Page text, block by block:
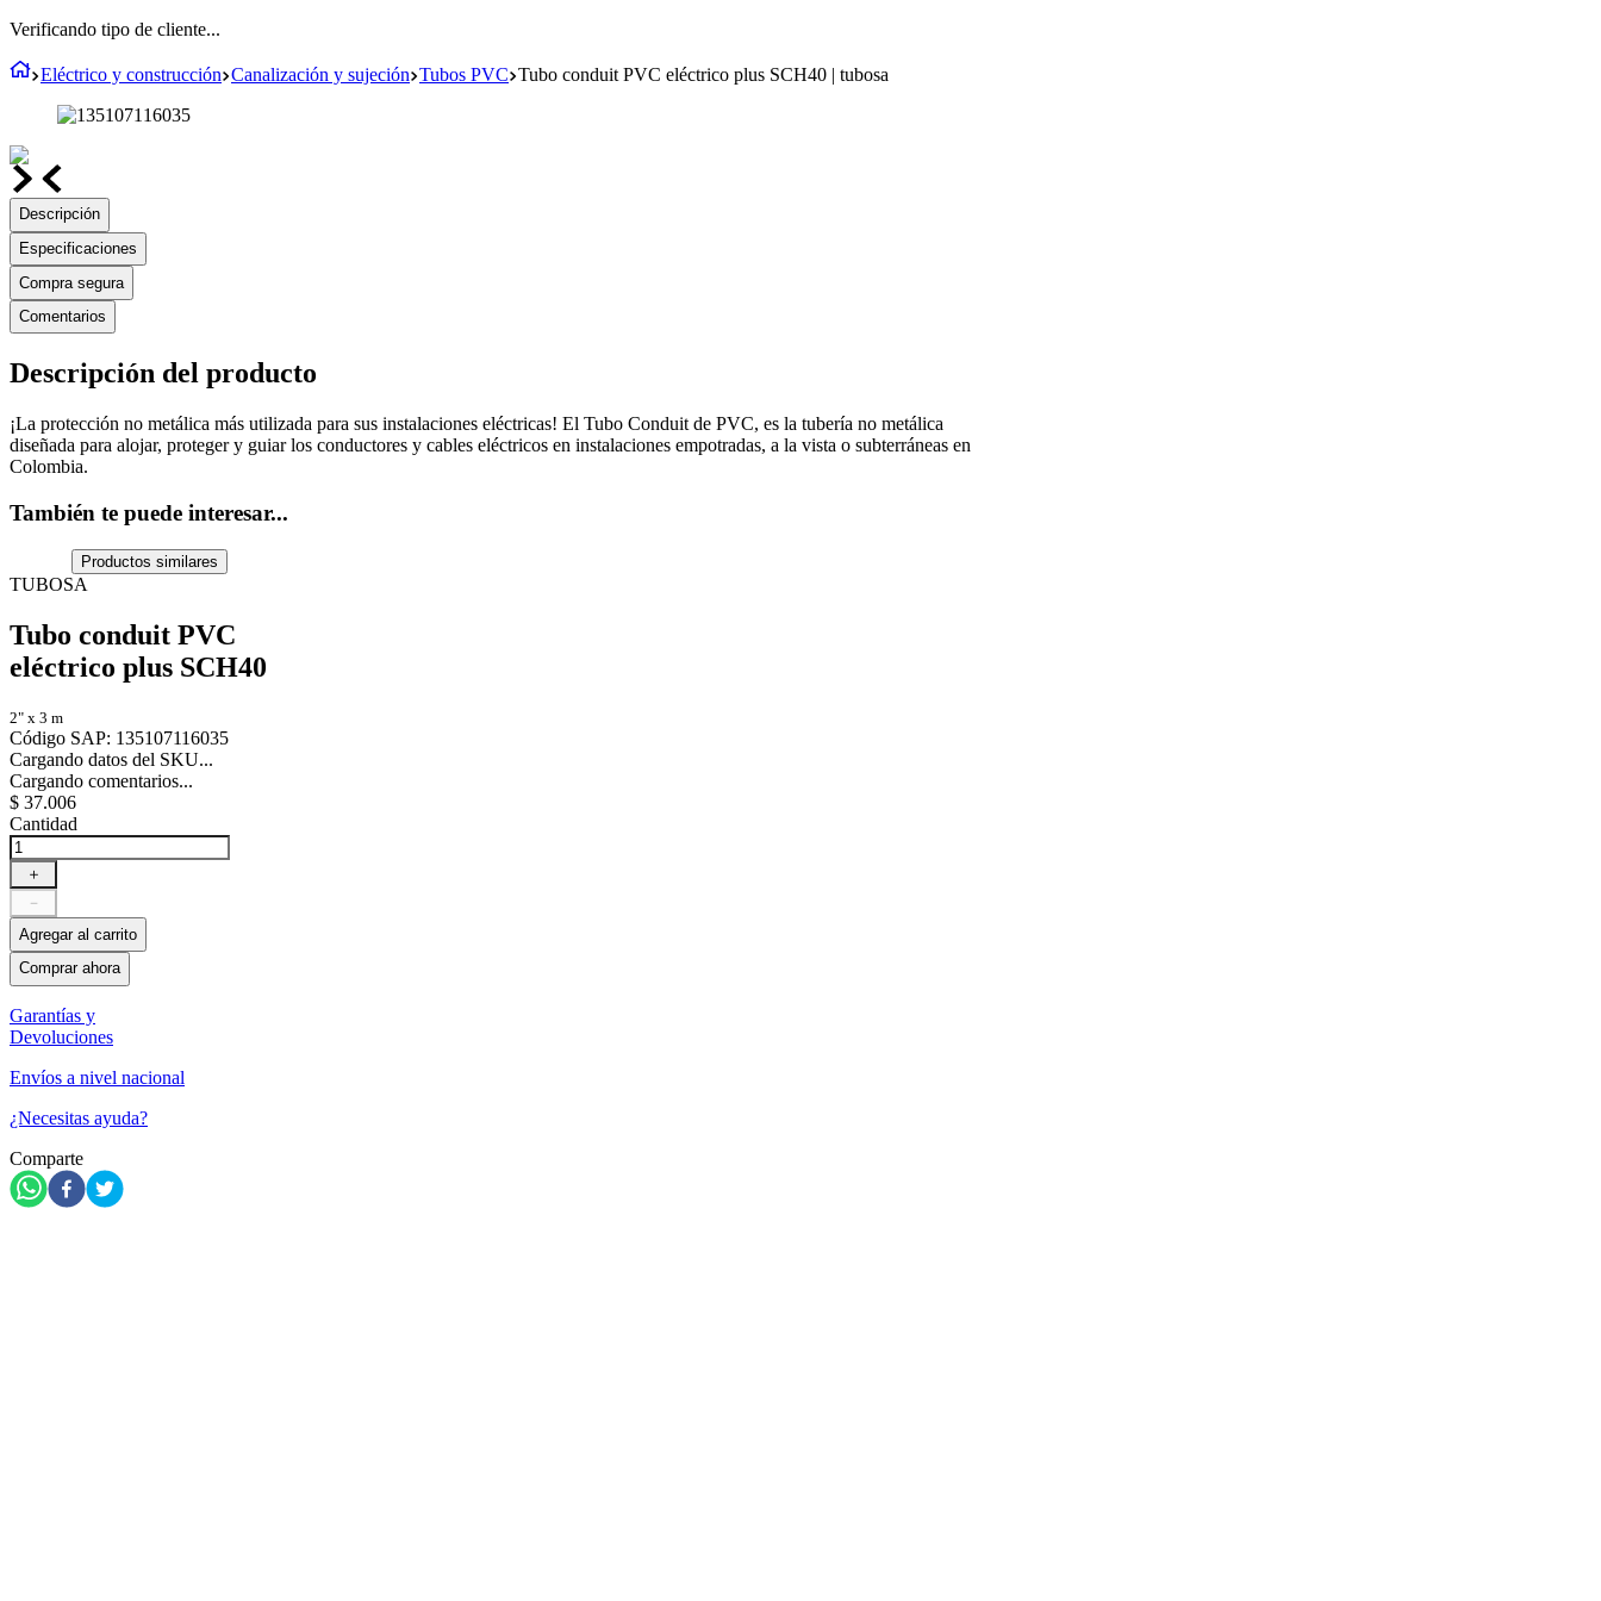
Verificando tipo de cliente...
Eléctrico y construcción Canalización y sujeción Tubos PVC Tubo conduit PVC eléctrico plus SCH40 | tubosa
Descripción
Especificaciones
Compra segura
Comentarios
Descripción del producto
¡La protección no metálica más utilizada para sus instalaciones eléctricas! El Tubo Conduit de PVC, es la tubería no metálica
diseñada para alojar, proteger y guiar los conductores y cables eléctricos en instalaciones empotradas, a la vista o subterráneas en
Colombia.
También te puede interesar...
Productos similares
TUBOSA
Tubo conduit PVC
eléctrico plus SCH40
2" x 3 m
Código SAP: 135107116035
Cargando datos del SKU...
Cargando comentarios...
$ 37.006
Cantidad
＋
－
Agregar al carrito
Comprar ahora
Garantías y
Devoluciones
Envíos a nivel nacional
¿Necesitas ayuda?
Comparte